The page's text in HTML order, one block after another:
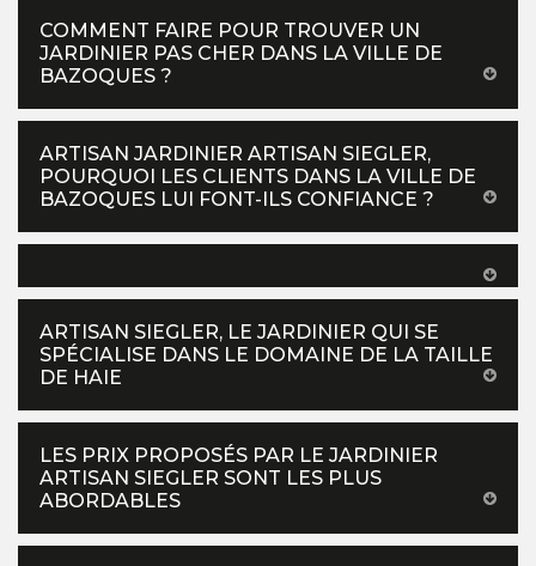
COMMENT FAIRE POUR TROUVER UN
JARDINIER PAS CHER DANS LA VILLE DE
BAZOQUES ?
ARTISAN JARDINIER ARTISAN SIEGLER,
POURQUOI LES CLIENTS DANS LA VILLE DE
BAZOQUES LUI FONT-ILS CONFIANCE ?
ARTISAN SIEGLER, LE JARDINIER QUI SE
SPÉCIALISE DANS LE DOMAINE DE LA TAILLE
DE HAIE
LES PRIX PROPOSÉS PAR LE JARDINIER
ARTISAN SIEGLER SONT LES PLUS
ABORDABLES